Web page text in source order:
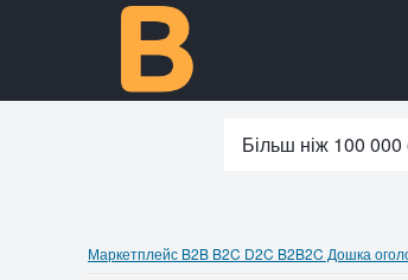
Більш ніж 100
Маркетплейс B2B B2C D2C B2B2C Дошка